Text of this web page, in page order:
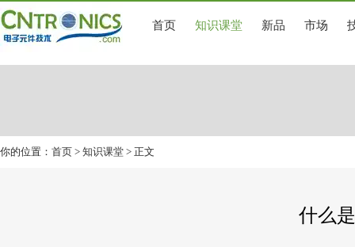
首页 知识课堂 新品 市场
你的位置： 首页 > 知识课堂 > 正文
什么